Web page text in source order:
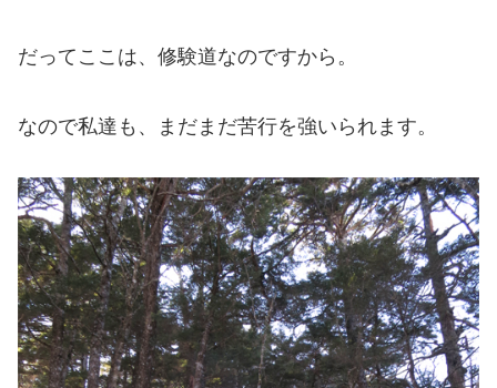
だってここは、修験道なのですから。
なので私達も、まだまだ苦行を強いられます。